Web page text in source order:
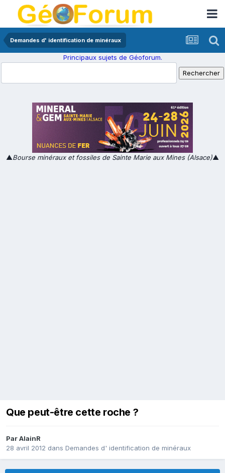
Demandes d' identification de minéraux
Principaux sujets de Géoforum.
▲Bourse minéraux et fossiles de Sainte Marie aux Mines (Alsace)▲
Que peut-être cette roche ?
ParAlainR
28 avril 2012 dans Demandes d' identification de minéraux